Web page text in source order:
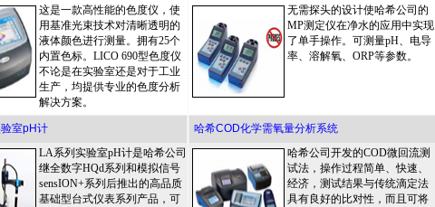
这是一款高性能的色度仪，使
用基准光束技术对清晰透明的
液体颜色进行测量。拥有25个
内置色标。LICO 690型色度仪
不论是在实验室还是对于工业
生产，均提供专业的色度分析
解决方案。
无需探头的设计使哈希公司的
MP测定仪在净水的应用中实现
了单手操作。可测量pH、电导
率、溶解氧、ORP等参数。
室pH计
LA系列实验室pH计是哈希公司
继全数字HQd系列和模拟信号
sensION+系列后推出的高品质
基础型台式仪表系列产品，可
哈希COD化学需氧量分析系统
哈希公司开发的COD微回流测
试法，操作过程简单、快速、
经济，测试结果与传统滴定法
具有良好的比对性，而且可将